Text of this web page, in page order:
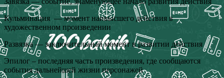
Кульминация — момент наивысшего действия в
художественном произведении
Развязка — заключительный момент в развитии действия
Эпилог – последняя часть произведения, где сообщаются
события дальнейшей жизни персонажей